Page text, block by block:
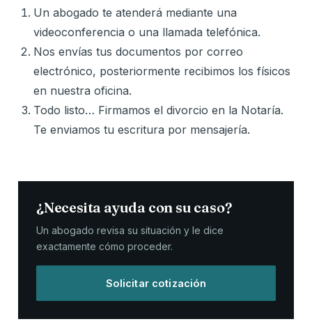
Un abogado te atenderá mediante una
videoconferencia o una llamada telefónica.
Nos envías tus documentos por correo
electrónico, posteriormente recibimos los físicos
en nuestra oficina.
Todo listo… Firmamos el divorcio en la Notaría.
Te enviamos tu escritura por mensajería.
¿Necesita ayuda con su caso?
Un abogado revisa su situación y le dice
exactamente cómo proceder.
Solicitar cotización